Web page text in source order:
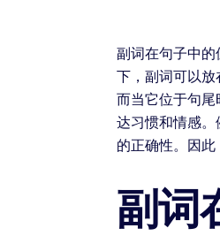
副词在句子中
下，副词可以放
而当它位于句
达习惯和情感
的正确性。因此
副词